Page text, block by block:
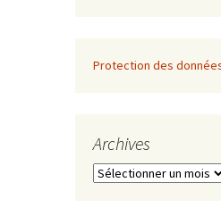
Protection des
Archives
A